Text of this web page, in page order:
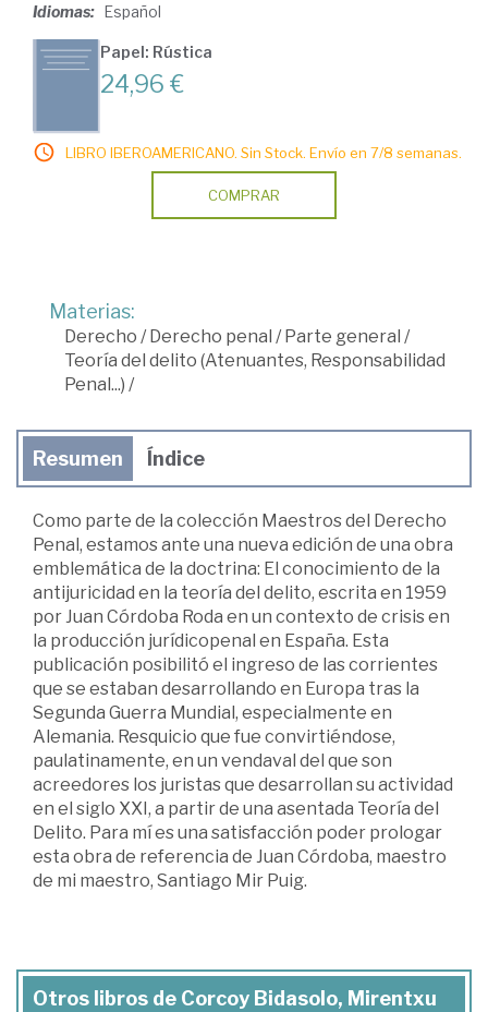
Idiomas: Español
Papel: Rústica
24,96 €
LIBRO IBEROAMERICANO. Sin Stock. Envío en 7/8 semanas.
COMPRAR
Materias:
Derecho /Derecho penal /Parte general /
Teoría del delito (Atenuantes, Responsabilidad
Penal...) /
Resumen Índice
Como parte de la colección Maestros del Derecho
Penal, estamos ante una nueva edición de una obra
emblemática de la doctrina: El conocimiento de la
antijuricidad en la teoría del delito, escrita en 1959
por Juan Córdoba Roda en un contexto de crisis en
la producción jurídicopenal en España. Esta
publicación posibilitó el ingreso de las corrientes
que se estaban desarrollando en Europa tras la
Segunda Guerra Mundial, especialmente en
Alemania. Resquicio que fue convirtiéndose,
paulatinamente, en un vendaval del que son
acreedores los juristas que desarrollan su actividad
en el siglo XXI, a partir de una asentada Teoría del
Delito. Para mí es una satisfacción poder prologar
esta obra de referencia de Juan Córdoba, maestro
de mi maestro, Santiago Mir Puig.
Otros libros de Corcoy Bidasolo, Mirentxu